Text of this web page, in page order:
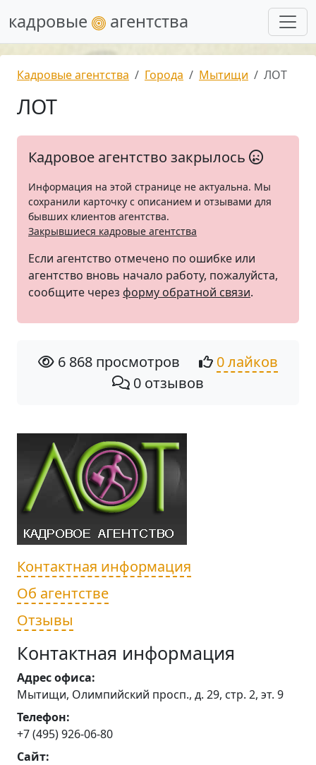
кадровые агентства
Кадровые агентства Города Мытищи ЛОТ
ЛОТ
Кадровое агентство закрылось
Информация на этой странице не актуальна. Мы
сохранили карточку с описанием и отзывами для
бывших клиентов агентства.
Закрывшиеся кадровые агентства
Если агентство отмечено по ошибке или
агентство вновь начало работу, пожалуйста,
сообщите через форму обратной связи.
6 868 просмотров
0 лайков
0 отзывов
Контактная информация
Об агентстве
Отзывы
Контактная информация
Адрес офиса:
Мытищи, Олимпийский просп., д. 29, стр. 2, эт. 9
Телефон:
+7 (495) 926-06-80
Сайт: